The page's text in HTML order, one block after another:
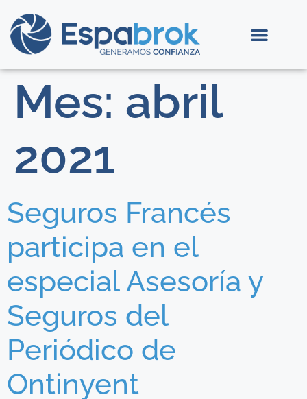
Mes: abril
2021
Seguros Francés
participa en el
especial Asesoría y
Seguros del
Periódico de
Ontinyent